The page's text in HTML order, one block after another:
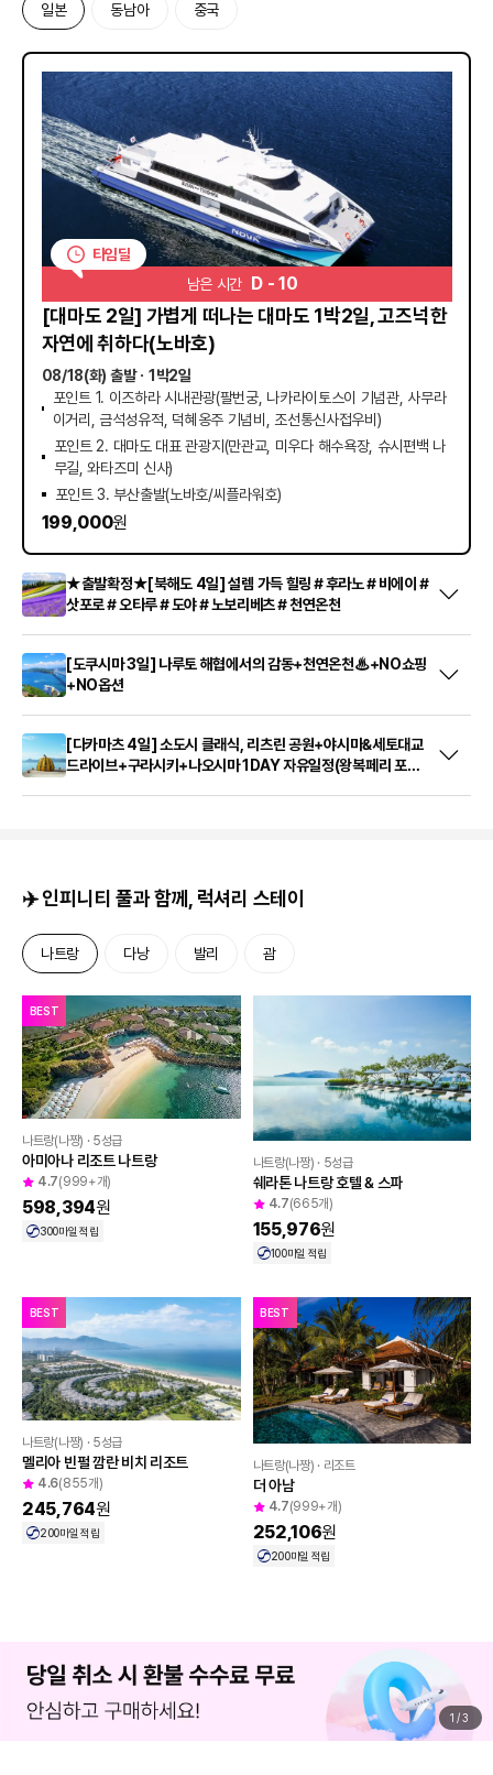
일본 동남아 중국
남은 시간 D - 1 0
[대마도 2일] 가볍게 떠나는 대마도 1박2일, 고즈넉한
자연에 취하다(노바호)
08/18(화) 출발ㆍ1박2일
포인트 1. 이즈하라 시내관광(팔번궁, 나카라이토스이 기념관, 사무라
이거리, 금석성유적, 덕혜옹주 기념비, 조선통신사접우비)
포인트 2. 대마도 대표 관광지(만관교, 미우다 해수욕장, 슈시편백 나
무길, 와타즈미 신사)
포인트 3. 부산출발(노바호/씨플라워호)
199,000원
★출발확정★[북해도 4일] 설렘 가득 힐링＃후라노＃비에이＃
삿포로＃오타루＃도야＃노보리베츠＃천연온천
[도쿠시마 3일] 나루토 해협에서의 감동+천연온천♨+NO쇼핑
+NO옵션
[다카마츠 4일] 소도시 클래식, 리츠린 공원+야시마&세토대교
드라이브+구라시키+나오시마 1DAY 자유일정(왕복페리 포함)
✈️ 인피니티 풀과 함께, 럭셔리 스테이
나트랑 다낭 발리 괌
BEST
나트랑(나짱) · 5성급
아미아나 리조트 나트랑
4.7(999+개)
598,394원
300마일 적립
나트랑(나짱) · 5성급
쉐라톤 나트랑 호텔 & 스파
4.7(665개)
155,976원
100마일 적립
BEST
나트랑(나짱) · 5성급
멜리아 빈펄 깜란 비치 리조트
4.6(855개)
245,764원
200마일 적립
BEST
나트랑(나짱) · 리조트
더 아남
4.7(999+개)
252,106원
200마일 적립
1 /3